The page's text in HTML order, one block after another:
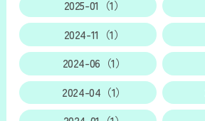
2025-01（1）
2024-11（1）
2024-06（1）
2024-04（1）